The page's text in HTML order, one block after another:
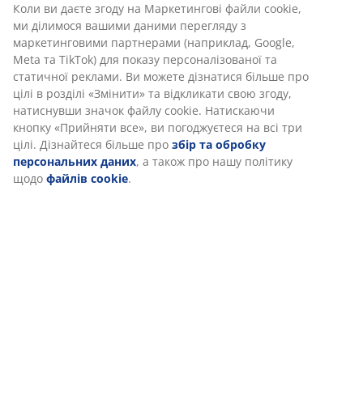
Коли ви даєте згоду на Маркетингові файли cookie,
ми ділимося вашими даними перегляду з
маркетинговими партнерами (наприклад, Google,
Meta та TikTok) для показу персоналізованої та
статичної реклами. Ви можете дізнатися більше про
цілі в розділі «Змінити» та відкликати свою згоду,
натиснувши значок файлу cookie. Натискаючи
кнопку «Прийняти все», ви погоджуєтеся на всі три
цілі. Дізнайтеся більше про збір та обробку
персональних даних, а також про нашу політику
щодо файлів cookie.